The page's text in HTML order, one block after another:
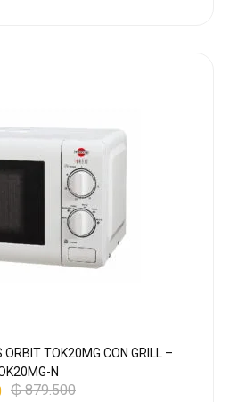
TOK20MG CON GRILL –
N
₲879.500